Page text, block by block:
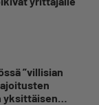
”villisian
yksittäisen